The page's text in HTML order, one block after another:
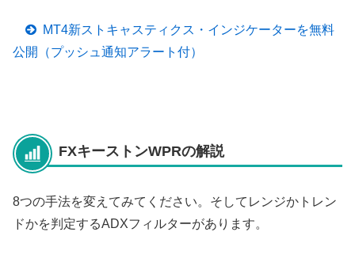
MT4新ストキャスティクス・インジケーターを無料
公開（プッシュ通知アラート付）
FXキーストンWPRの解説
8つの手法を変えてみてください。そしてレンジかトレン
ドかを判定するADXフィルターがあります。